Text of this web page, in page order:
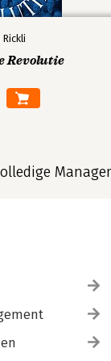
Revolutie